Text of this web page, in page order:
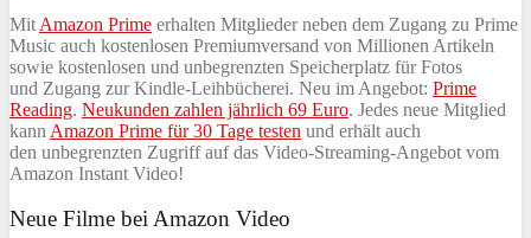
Mit Amazon Prime erhalten Mitglieder neben dem Zugang zu Prime
Music auch kostenlosen Premiumversand von Millionen Artikeln
sowie kostenlosen und unbegrenzten Speicherplatz für Fotos
und Zugang zur Kindle-Leihbücherei. Neu im Angebot: Prime
Reading. Neukunden zahlen jährlich 69 Euro. Jedes neue Mitglied
kann Amazon Prime für 30 Tage testen und erhält auch
den unbegrenzten Zugriff auf das Video-Streaming-Angebot vom
Amazon Instant Video!
Neue Filme bei Amazon Video